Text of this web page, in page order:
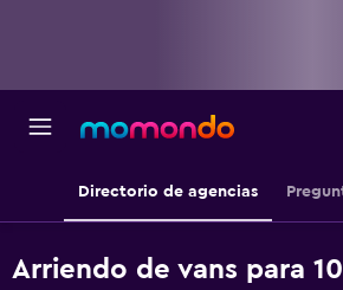
Directorio de agencias
Arriendo de vans para